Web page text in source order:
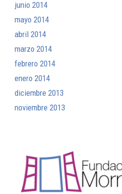
junio 2014
mayo 2014
abril 2014
marzo 2014
febrero 2014
enero 2014
diciembre 2013
noviembre 2013